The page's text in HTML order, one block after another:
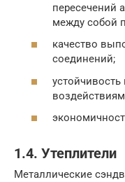
пересечений
между собой
качество
соединений;
1.4. Утеплители
Металлические